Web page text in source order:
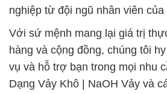
nghiệp từ đội ngũ nhân viên của
Với sứ mệnh mang lại giá trị
hàng và cộng đồng, chúng tôi
vụ và hỗ trợ bạn trong mọi nhu
Dạng Vảy Khô | NaOH Vảy và